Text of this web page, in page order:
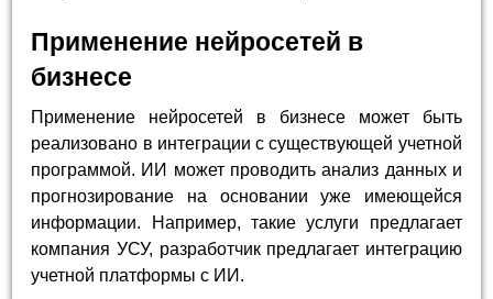
Применение нейросетей в
бизнесе
Применение нейросетей в бизнесе может быть
реализовано в интеграции с существующей учетной
программой. ИИ может проводить анализ данных и
прогнозирование на основании уже имеющейся
информации. Например, такие услуги предлагает
компания УСУ, разработчик предлагает интеграцию
учетной платформы с ИИ.